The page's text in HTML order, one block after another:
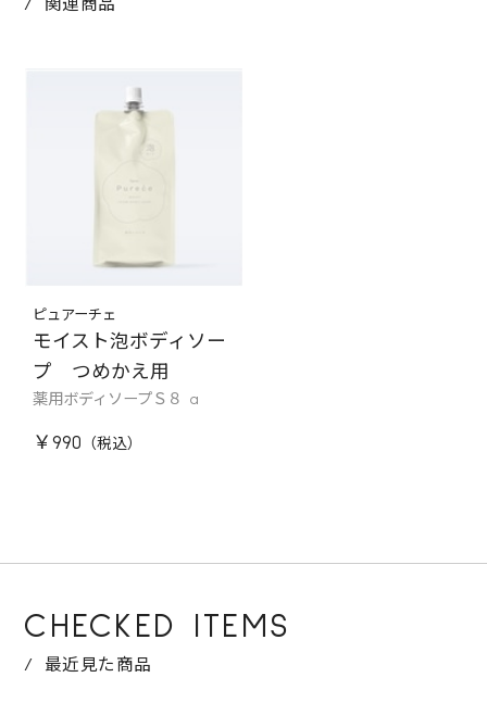
関連商品
ピュアーチェ
モイスト泡ボディソー
プ つめかえ用
薬用ボディソープＳ８ a
￥990
CHECKED ITEMS
最近見た商品